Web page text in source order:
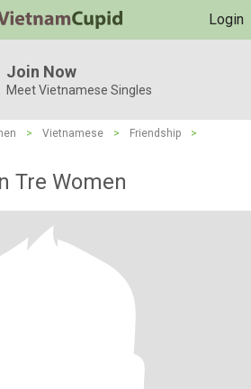
Login
Join Now
Meet Vietnamese Singles
> Vietnamese > Friendship
>
Tre Women